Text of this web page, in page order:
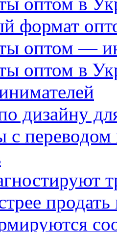
формат
оптом —
оптом в
дизайну
переводом